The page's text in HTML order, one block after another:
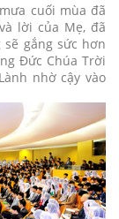
cuối mùa đã
lời của Mẹ, đã
gắng sức hơn
Đức Chúa Trời
nhờ cậy vào